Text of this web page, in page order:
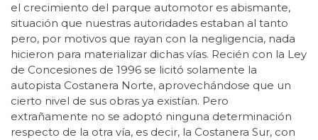
el crecimiento del parque automotor es abismante,
situación que nuestras autoridades estaban al tanto
pero, por motivos que rayan con la negligencia, nada
hicieron para materializar dichas vías. Recién con la Ley
de Concesiones de 1996 se licitó solamente la
autopista Costanera Norte, aprovechándose que un
cierto nivel de sus obras ya existían. Pero
extrañamente no se adoptó ninguna determinación
respecto de la otra vía, es decir, la Costanera Sur, con